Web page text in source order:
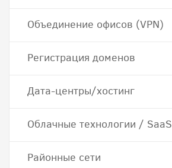
Объединение офисов (VPN)
Регистрация доменов
Дата-центры/хостинг
Облачные технологии / SaaS
Районные сети